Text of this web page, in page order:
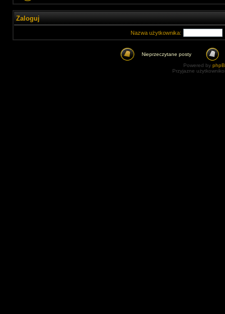
Zaloguj
Nazwa użytkownika:
Nieprzeczytane posty
Powered by
Przyjazne